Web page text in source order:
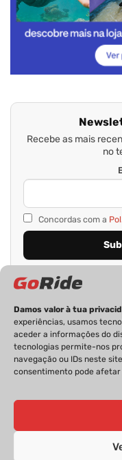
Damos valor à tua
experiências, usamos
aceder a informações do
tecnologias permite-nos
navegação ou IDs neste
consentimento pode
Recebe as mais
no
Concordas com a
PRIVACIDADE